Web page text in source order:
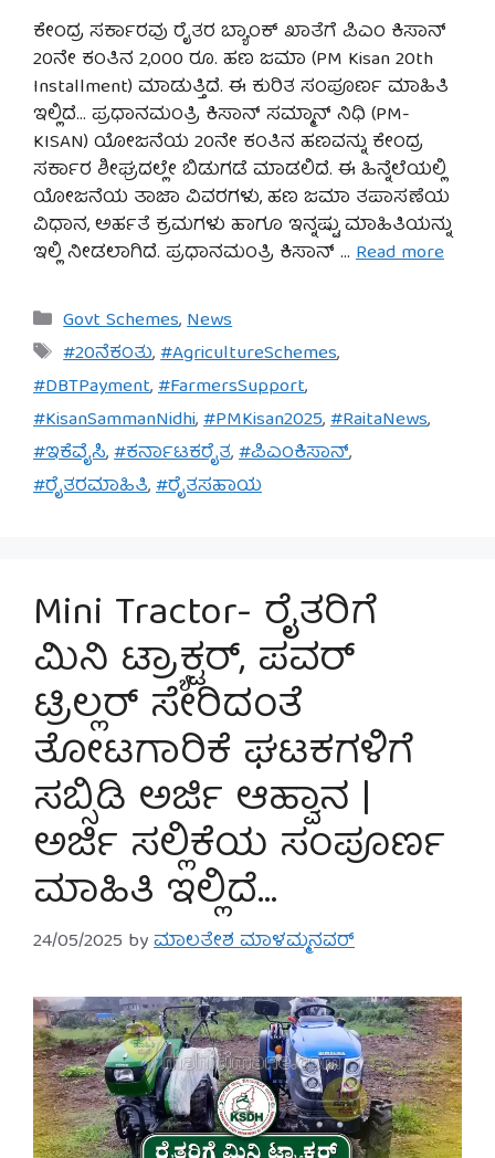
ಕೇಂದ್ರ ಸರ್ಕಾರವು ರೈತರ ಬ್ಯಾಂಕ್ ಖಾತೆಗೆ ಪಿಎಂ ಕಿಸಾನ್
20ನೇ ಕಂತಿನ 2,000 ರೂ. ಹಣ ಜಮಾ (PM Kisan 20th
Installment) ಮಾಡುತ್ತಿದೆ. ಈ ಕುರಿತ ಸಂಪೂರ್ಣ ಮಾಹಿತಿ
ಇಲ್ಲಿದೆ… ಪ್ರಧಾನಮಂತ್ರಿ ಕಿಸಾನ್ ಸಮ್ಮಾನ್ ನಿಧಿ (PM-
KISAN) ಯೋಜನೆಯ 20ನೇ ಕಂತಿನ ಹಣವನ್ನು ಕೇಂದ್ರ
ಸರ್ಕಾರ ಶೀಘ್ರದಲ್ಲೇ ಬಿಡುಗಡೆ ಮಾಡಲಿದೆ. ಈ ಹಿನ್ನೆಲೆಯಲ್ಲಿ
ಯೋಜನೆಯ ತಾಜಾ ವಿವರಗಳು, ಹಣ ಜಮಾ ತಪಾಸಣೆಯ
ವಿಧಾನ, ಅರ್ಹತೆ ಕ್ರಮಗಳು ಹಾಗೂ ಇನ್ನಷ್ಟು ಮಾಹಿತಿಯನ್ನು
ಇಲ್ಲಿ ನೀಡಲಾಗಿದೆ. ಪ್ರಧಾನಮಂತ್ರಿ ಕಿಸಾನ್ … Read more
Categories
Govt Schemes,News
Tags
#20ನೆಕಂತು,#AgricultureSchemes,
#DBTPayment,#FarmersSupport,
#KisanSammanNidhi,#PMKisan2025,#RaitaNews,
#ಇಕೆವೈಸಿ,#ಕರ್ನಾಟಕರೈತ,#ಪಿಎಂಕಿಸಾನ್,
#ರೈತರಮಾಹಿತಿ,#ರೈತಸಹಾಯ
Mini Tractor- ರೈತರಿಗೆ
ಮಿನಿ ಟ್ರ‍್ಯಾಕ್ಟರ್, ಪವರ್
ಟ್ರಿಲ್ಲರ್ ಸೇರಿದಂತೆ
ತೋಟಗಾರಿಕೆ ಘಟಕಗಳಿಗೆ
ಸಬ್ಸಿಡಿ ಅರ್ಜಿ ಆಹ್ವಾನ |
ಅರ್ಜಿ ಸಲ್ಲಿಕೆಯ ಸಂಪೂರ್ಣ
ಮಾಹಿತಿ ಇಲ್ಲಿದೆ…
24/05/2025 byಮಾಲತೇಶ ಮಾಳಮ್ಮನವರ್